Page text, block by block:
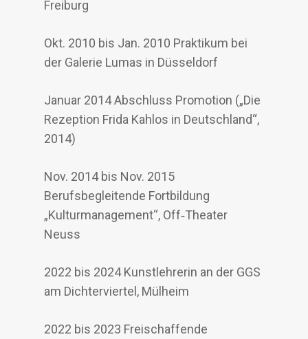
Freiburg
Okt. 2010 bis Jan. 2010 Praktikum bei
der Galerie Lumas in Düsseldorf
Januar 2014 Abschluss Promotion („Die
Rezeption Frida Kahlos in Deutschland“,
2014)
Nov. 2014 bis Nov. 2015
Berufsbegleitende Fortbildung
„Kulturmanagement“, Off‐Theater
Neuss
2022 bis 2024 Kunstlehrerin an der GGS
am Dichterviertel, Mülheim
2022 bis 2023 Freischaffende